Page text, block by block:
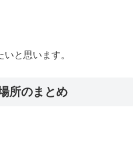
と思います。
所のまとめ